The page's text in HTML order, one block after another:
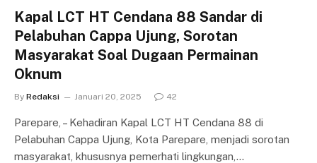
Kapal LCT HT Cendana 88 Sandar di
Pelabuhan Cappa Ujung, Sorotan
Masyarakat Soal Dugaan Permainan
Oknum
By Redaksi Januari 20, 2025 42
Parepare, – Kehadiran Kapal LCT HT Cendana 88 di
Pelabuhan Cappa Ujung, Kota Parepare, menjadi sorotan
masyarakat, khususnya pemerhati lingkungan,…